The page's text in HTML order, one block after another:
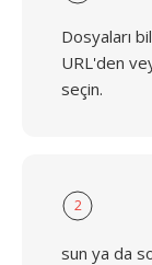
Dosyaları
URL'den
seçin.
2
sun ya da